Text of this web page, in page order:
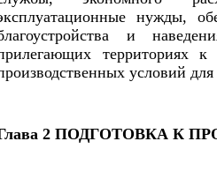
нужды,
и
территориях
условий
2 ПОДГОТОВКА К